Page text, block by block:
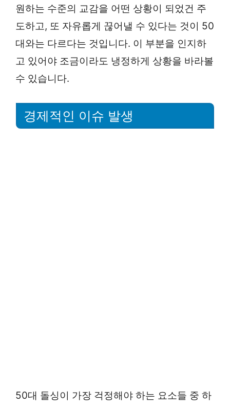
원하는 수준의 교감을 어떤 상황이 되었건 주
도하고, 또 자유롭게 끊어낼 수 있다는 것이 50
대와는 다르다는 것입니다. 이 부분을 인지하
고 있어야 조금이라도 냉정하게 상황을 바라볼
수 있습니다.
경제적인 이슈 발생
50대 돌싱이 가장 걱정해야 하는 요소들 중 하